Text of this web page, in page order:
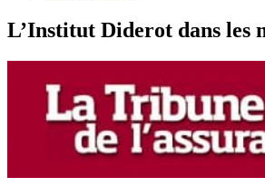
L’Institut Diderot dans les